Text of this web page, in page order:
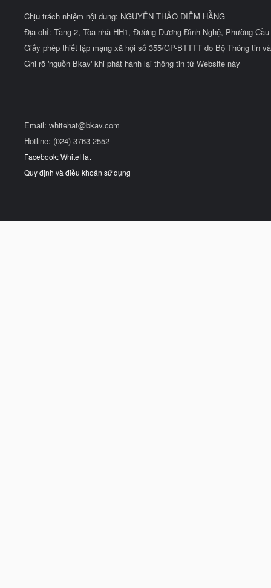
Chịu trách nhiệm nội dung: NGUYỄN THẢO DIỄM HẰNG
Địa chỉ: Tầng 2, Tòa nhà HH1, Đường Dương Đình Nghệ, Phường
Giấy phép thiết lập mạng xã hội số 355/GP-BTTTT do Bộ Thông tin
Ghi rõ 'nguồn Bkav' khi phát hành lại thông tin từ Website này
Email: whitehat@bkav.com
Hotline: (024) 3763 2552
Facebook: WhiteHat
Quy định và điều khoản sử dụng